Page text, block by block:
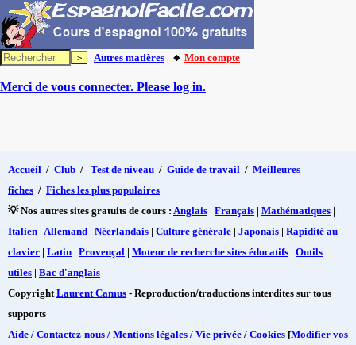
Autres matières | 🔸 Mon compte
Merci de vous connecter. Please log in.
Accueil / Club / Test de niveau / Guide de travail / Meilleures
fiches / Fiches les plus populaires
💡 Nos autres sites gratuits de cours : Anglais | Français | Mathématiques | |
Italien | Allemand | Néerlandais | Culture générale | Japonais | Rapidité au
clavier | Latin | Provençal | Moteur de recherche sites éducatifs | Outils
utiles | Bac d'anglais
CopyrightLaurent Camus - Reproduction/traductions interdites sur tous
supports
Aide / Contactez-nous / Mentions légales / Vie privée / Cookies [Modifier vos